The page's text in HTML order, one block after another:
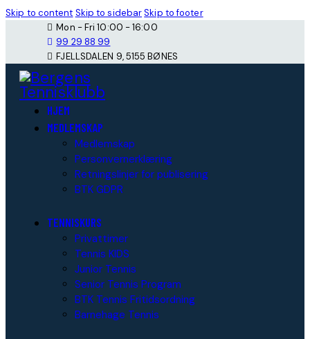
Skip to content Skip to sidebarSkip to footer
Mon - Fri 10:00 - 16:00
99 29 88 99
FJELLSDALEN 9, 5155 BØNES
HJEM
MEDLEMSKAP
Medlemskap
Personvernerklæring
Retningslinjer for publisering
BTK GDPR
TENNISKURS
Privattimer
Tennis KIDS
Junior Tennis
Senior Tennis Program
BTK Tennis Fritidsordning
Barnehage Tennis